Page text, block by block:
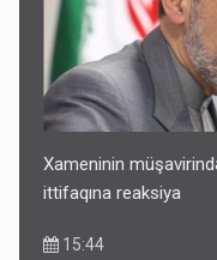
Xameninin
ittifaqına reaksiya
15:44